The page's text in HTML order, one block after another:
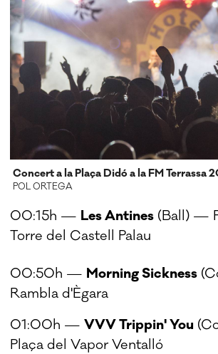
Concert a la Plaça Didó a la FM Terrassa
POL ORTEGA
00:15h — Les Antines (Ball) —
Torre del Castell Palau
00:50h — Morning Sickness
Rambla d'Ègara
01:00h —VVV Trippin' You
Plaça del Vapor Ventalló